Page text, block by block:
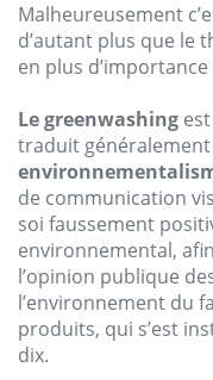
Malheureusement
d’autant plus que le
en plus d’importance
Legreenwashing
traduit généralement
de communication
soi faussement
environnemental, afin
l’opinion publique
l’environnement du
produits, qui s’est
dix.